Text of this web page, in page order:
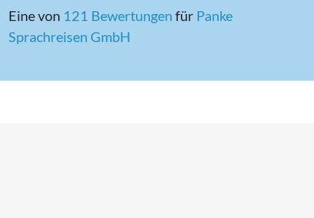
Eine von 121 Bewertungen für Panke
Sprachreisen GmbH